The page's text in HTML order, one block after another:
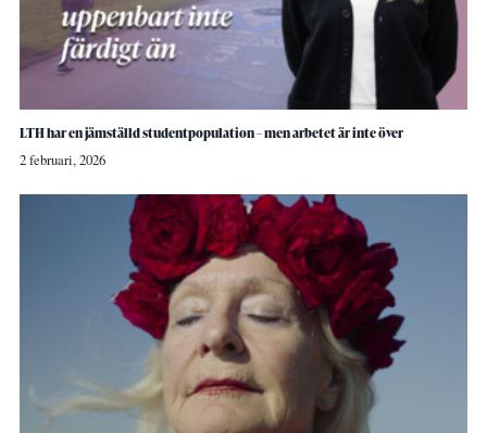
LTH har en jämställd studentpopulation – men arbetet är inte över
2 februari, 2026